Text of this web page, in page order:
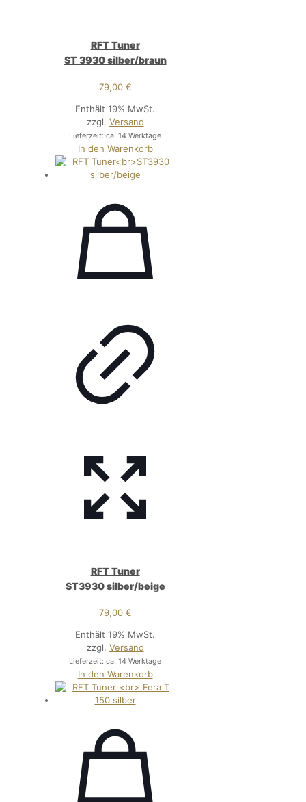
RFT Tuner
ST 3930 silber/braun
79,00 €
Enthält 19% MwSt.
zzgl. Versand
Lieferzeit: ca. 14 Werktage
In den Warenkorb
RFT Tuner
ST3930 silber/beige
79,00 €
Enthält 19% MwSt.
zzgl. Versand
Lieferzeit: ca. 14 Werktage
In den Warenkorb